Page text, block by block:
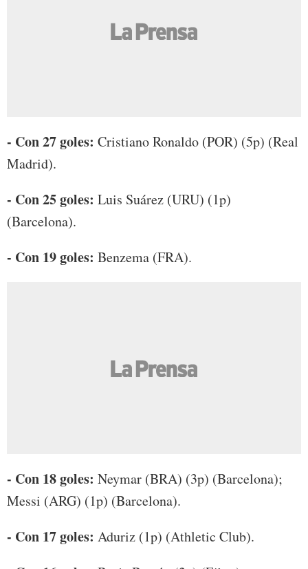
- Con 27 goles: Cristiano Ronaldo (POR) (5p) (Real
Madrid).
- Con 25 goles: Luis Suárez (URU) (1p)
(Barcelona).
- Con 19 goles: Benzema (FRA).
- Con 18 goles: Neymar (BRA) (3p) (Barcelona);
Messi (ARG) (1p) (Barcelona).
- Con 17 goles: Aduriz (1p) (Athletic Club).